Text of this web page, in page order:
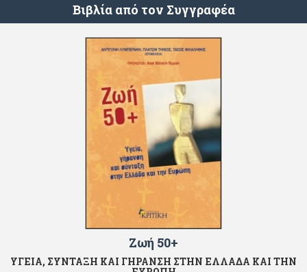
Βιβλία από τον Συγγραφέα
Ζωή 50+
ΥΓΕΙΑ, ΣΥΝΤΑΞΗ ΚΑΙ ΓΗΡΑΝΣΗ ΣΤΗΝ ΕΛΛΑΔΑ ΚΑΙ ΤΗΝ